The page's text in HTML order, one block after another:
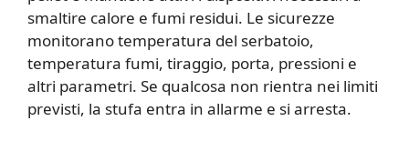
smaltire calore e fumi residui. Le sicurezze
monitorano temperatura del serbatoio,
temperatura fumi, tiraggio, porta, pressioni e
altri parametri. Se qualcosa non rientra nei limiti
previsti, la stufa entra in allarme e si arresta.